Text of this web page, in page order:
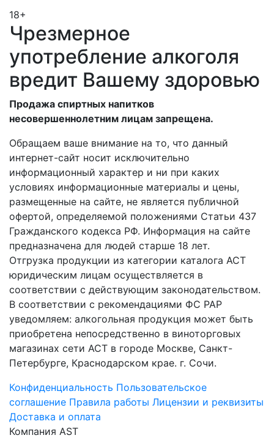
18+
Чрезмерное
употребление алкоголя
вредит Вашему здоровью
Продажа спиртных напитков
несовершеннолетним лицам запрещена.
Обращаем ваше внимание на то, что данный
интернет-сайт носит исключительно
информационный характер и ни при каких
условиях информационные материалы и цены,
размещенные на сайте, не является публичной
офертой, определяемой положениями Статьи 437
Гражданского кодекса РФ. Информация на сайте
предназначена для людей старше 18 лет.
Отгрузка продукции из категории каталога АСТ
юридическим лицам осуществляется в
соответствии с действующим законодательством.
В соответствии с рекомендациями ФС РАР
уведомляем: алкогольная продукция может быть
приобретена непосредственно в виноторговых
магазинах сети АСТ в городе Москве, Санкт-
Петербурге, Краснодарском крае. г. Сочи.
Конфиденциальность Пользовательское
соглашение Правила работы Лицензии и реквизиты
Доставка и оплата
Компания AST